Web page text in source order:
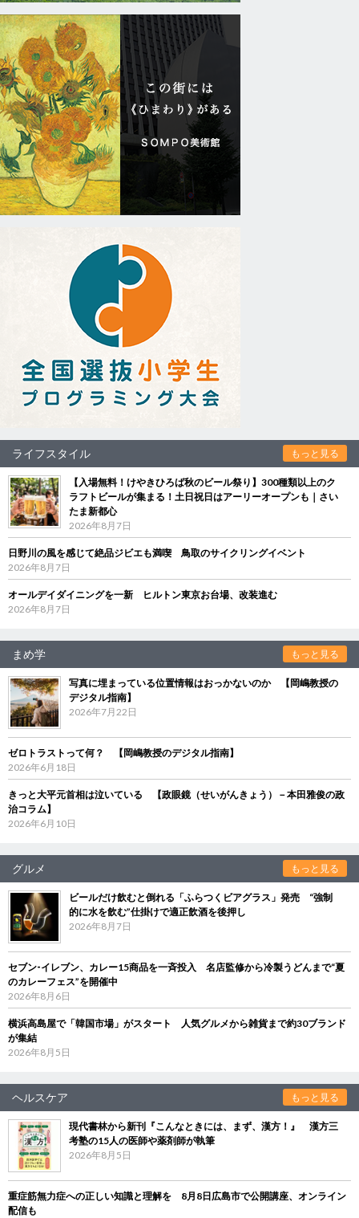
ライフスタイル もっと見る
【入場無料！けやきひろば秋のビール祭り】300種類以上のク
ラフトビールが集まる！土日祝日はアーリーオープンも｜さい
たま新都心
2026年8月7日
日野川の風を感じて絶品ジビエも満喫 鳥取のサイクリングイベント
2026年8月7日
オールデイダイニングを一新 ヒルトン東京お台場、改装進む
2026年8月7日
まめ学 もっと見る
写真に埋まっている位置情報はおっかないのか 【岡嶋教授の
デジタル指南】
2026年7月22日
ゼロトラストって何？ 【岡嶋教授のデジタル指南】
2026年6月18日
きっと大平元首相は泣いている 【政眼鏡（せいがんきょう）－本田雅俊の政
治コラム】
2026年6月10日
グルメ もっと見る
ビールだけ飲むと倒れる「ふらつくビアグラス」発売 “強制
的に水を飲む”仕掛けで適正飲酒を後押し
2026年8月7日
セブン‐イレブン、カレー15商品を一斉投入 名店監修から冷製うどんまで“夏
のカレーフェス”を開催中
2026年8月6日
横浜高島屋で「韓国市場」がスタート 人気グルメから雑貨まで約30ブランド
が集結
2026年8月5日
ヘルスケア もっと見る
現代書林から新刊『こんなときには、まず、漢方！』 漢方三
考塾の15人の医師や薬剤師が執筆
2026年8月5日
重症筋無力症への正しい知識と理解を 8月8日広島市で公開講座、オンライン
配信も